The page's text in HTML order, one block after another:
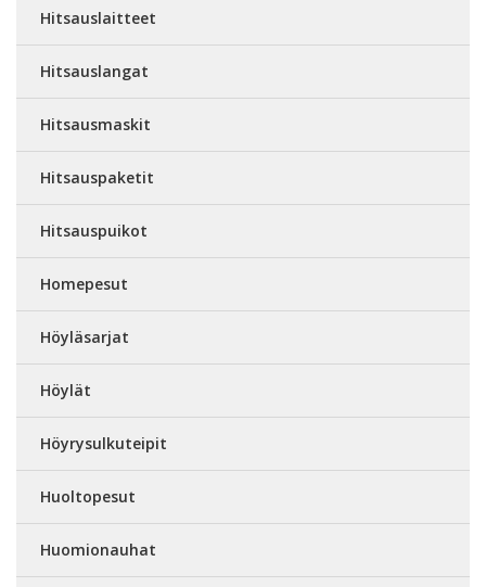
Hitsauslaitteet
Hitsauslangat
Hitsausmaskit
Hitsauspaketit
Hitsauspuikot
Homepesut
Höyläsarjat
Höylät
Höyrysulkuteipit
Huoltopesut
Huomionauhat